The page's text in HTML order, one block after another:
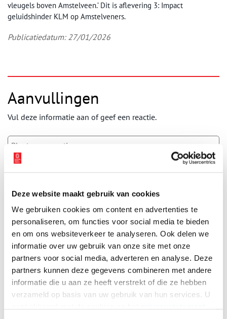
Deze website maakt gebruik van cookies
We gebruiken cookies om content en advertenties te
personaliseren, om functies voor social media te bieden
en om ons websiteverkeer te analyseren. Ook delen we
informatie over uw gebruik van onze site met onze
partners voor social media, adverteren en analyse. Deze
partners kunnen deze gegevens combineren met andere
informatie die u aan ze heeft verstrekt of die ze hebben
verzameld op basis van uw gebruik van hun services. U
vleugels boven Amstelveen.’ Dit is aflevering 3: Impact
geluidshinder KLM op Amstelveners.
Publicatiedatum: 27/01/2026
Aanvullingen
Vul deze informatie aan of geef een reactie.
Naam
E-mail*
Vink dit aan als u op de hoogte gehouden wil worden.